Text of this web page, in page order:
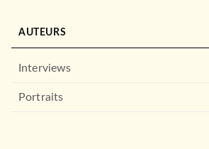
AUTEURS
Interviews
Portraits